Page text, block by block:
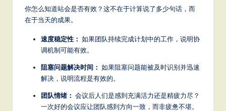
你怎么知道站会是否有效？这不在于计算说了多少句话，而
在于当天的成果。
速度稳定性： 如果团队持续完成计划中的工作，说明协
调机制可能有效。
阻塞问题解决时间： 如果阻塞问题能被及时识别并迅速
解决，说明流程是有效的。
团队情绪： 会议后人们是感到充满活力还是精疲力尽？
一次好的会议应让团队感到方向一致，而非疲惫不堪。